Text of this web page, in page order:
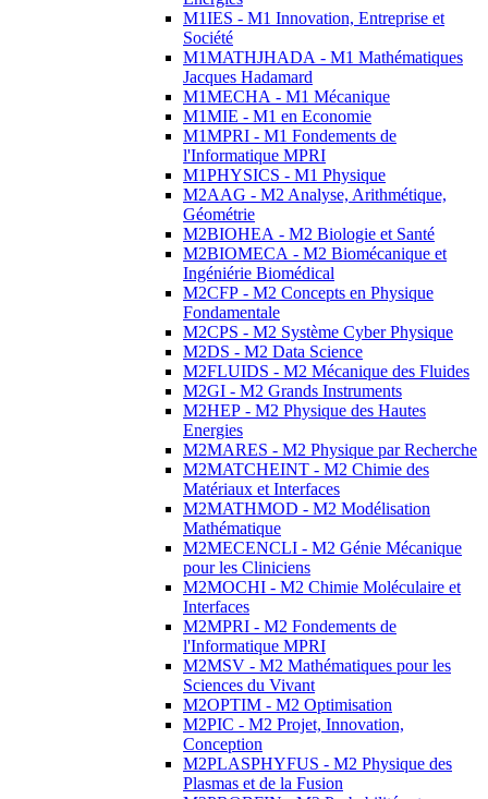
M1IES - M1 Innovation, Entreprise et
Société
M1MATHJHADA - M1 Mathématiques
Jacques Hadamard
M1MECHA - M1 Mécanique
M1MIE - M1 en Economie
M1MPRI - M1 Fondements de
l'Informatique MPRI
M1PHYSICS - M1 Physique
M2AAG - M2 Analyse, Arithmétique,
Géométrie
M2BIOHEA - M2 Biologie et Santé
M2BIOMECA - M2 Biomécanique et
Ingéniérie Biomédical
M2CFP - M2 Concepts en Physique
Fondamentale
M2CPS - M2 Système Cyber Physique
M2DS - M2 Data Science
M2FLUIDS - M2 Mécanique des Fluides
M2GI - M2 Grands Instruments
M2HEP - M2 Physique des Hautes
Energies
M2MARES - M2 Physique par Recherche
M2MATCHEINT - M2 Chimie des
Matériaux et Interfaces
M2MATHMOD - M2 Modélisation
Mathématique
M2MECENCLI - M2 Génie Mécanique
pour les Cliniciens
M2MOCHI - M2 Chimie Moléculaire et
Interfaces
M2MPRI - M2 Fondements de
l'Informatique MPRI
M2MSV - M2 Mathématiques pour les
Sciences du Vivant
M2OPTIM - M2 Optimisation
M2PIC - M2 Projet, Innovation,
Conception
M2PLASPHYFUS - M2 Physique des
Plasmas et de la Fusion